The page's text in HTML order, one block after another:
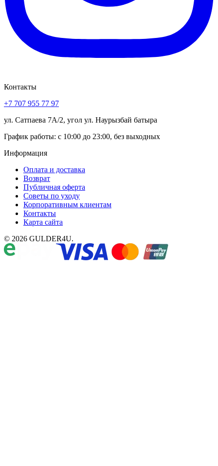
Контакты
+7 707 955 77 97
ул. Сатпаева 7А/2, угол ул. Наурызбай батыра
График работы: с 10:00 до 23:00, без выходных
Информация
Оплата и доставка
Возврат
Публичная оферта
Советы по уходу
Корпоративным клиентам
Контакты
Карта сайта
© 2026 GULDER4U.